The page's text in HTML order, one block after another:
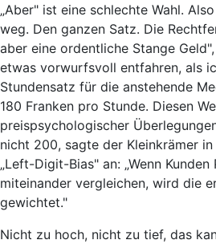
„Aber" ist eine schlechte Wahl.
weg. Den ganzen Satz. Die
aber eine ordentliche Stange
etwas vorwurfsvoll entfahren, als
Stundensatz für die anstehende
180 Franken pro Stunde. Diesen
preispsychologischer
nicht 200, sagte der Kleinkrämer
„Left-Digit-Bias" an: „Wenn
miteinander vergleichen, wird die
gewichtet."
Nicht zu hoch, nicht zu tief, das